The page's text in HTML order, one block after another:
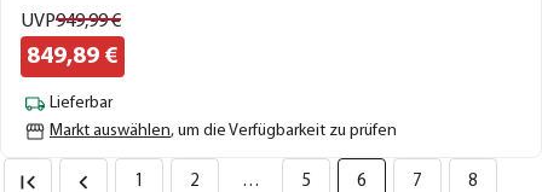
UVP949,99€
849,89 €
Lieferbar
Markt auswählen, um die Verfügbarkeit zu prüfen
1 2 … 5 6 7 8